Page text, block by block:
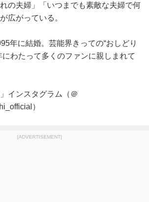
の夫婦」「いつまでも素敵な夫婦で何
広がっている。
年に結婚。芸能界きっての“おしどり
にわたって多くのファンに親しまれて
インスタグラム（＠
）
[ADVERTISEMENT]